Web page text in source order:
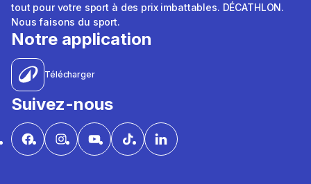
tout pour votre sport à des prix imbattables. DÉCATHLON.
Nous faisons du sport.
Notre application
Télécharger
Suivez-nous